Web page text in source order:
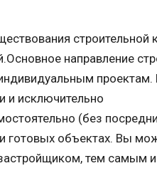
строительной
направление
проектам.
и исключительно
(без
готовых объектах. Вы
тем самым